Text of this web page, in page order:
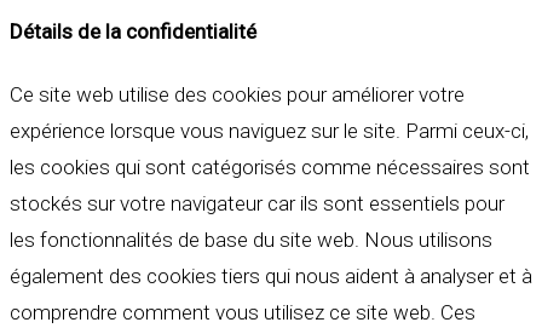
Détails de la confidentialité
Ce site web utilise des cookies pour améliorer votre
expérience lorsque vous naviguez sur le site. Parmi ceux-ci,
les cookies qui sont catégorisés comme nécessaires sont
stockés sur votre navigateur car ils sont essentiels pour
les fonctionnalités de base du site web. Nous utilisons
également des cookies tiers qui nous aident à analyser et à
comprendre comment vous utilisez ce site web. Ces